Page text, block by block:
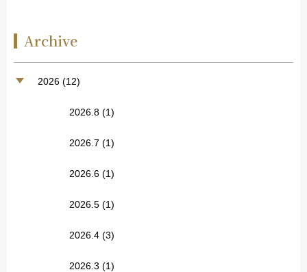
Archive
2026 (12)
2026.8 (1)
2026.7 (1)
2026.6 (1)
2026.5 (1)
2026.4 (3)
2026.3 (1)